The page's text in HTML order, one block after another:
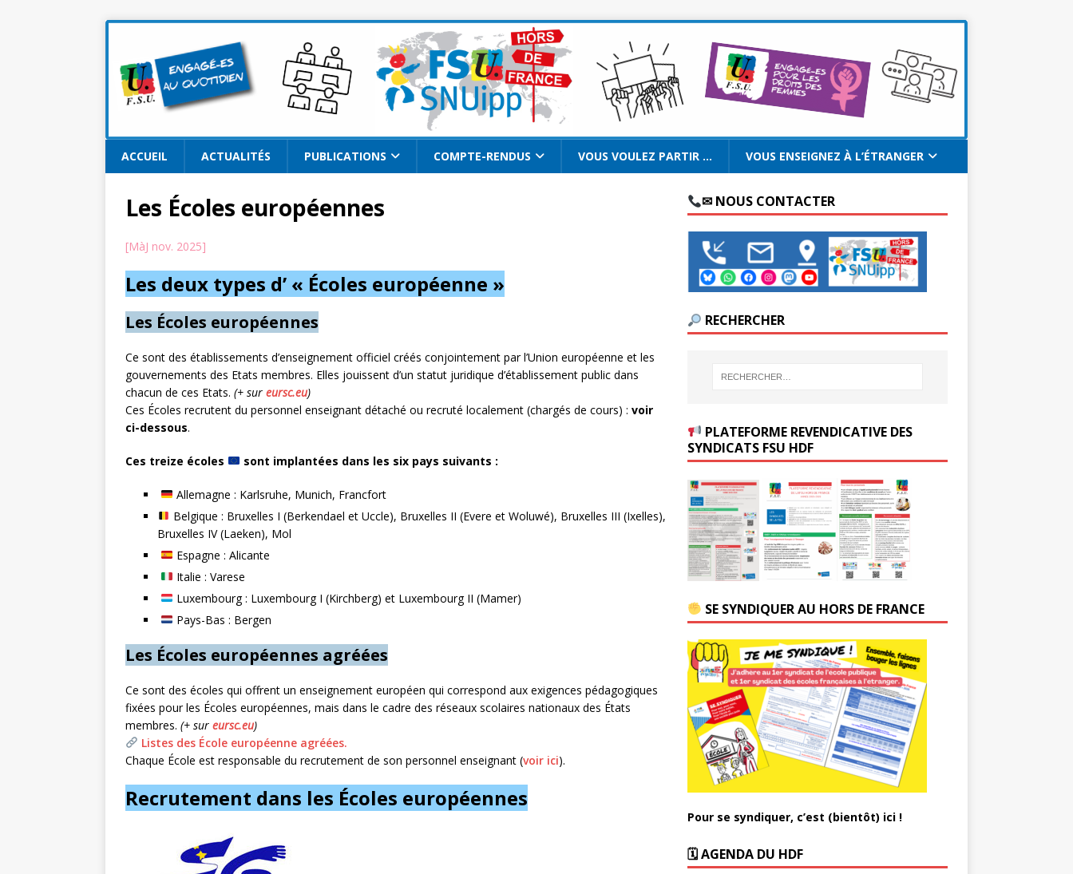
ACCUEIL ACTUALITÉS PUBLICATIONS COMPTE-RENDUS VOUS VOULEZ PARTIR … VOUS ENSEIGNEZ À L’ÉTRANGER
Les Écoles européennes
[MàJ nov. 2025]
Les deux types d’ « Écoles européenne »
Les Écoles européennes
Ce sont des établissements d’enseignement officiel créés conjointement par l’Union européenne et les
gouvernements des Etats membres. Elles jouissent d’un statut juridique d’établissement public dans
chacun de ces Etats. (+ sur eursc.eu)
Ces Écoles recrutent du personnel ​enseignant détaché ou recruté localement (chargés de cours) : voir
ci-dessous.
Ces treize écoles sont implantées dans les six pays suivants :
Allemagne : Karlsruhe, Munich, Francfort
Belgique : Bruxelles I (Berkendael et Uccle), Bruxelles II (Evere et Woluwé), Bruxelles III (Ixelles),
Bruxelles IV (Laeken), Mol
Espagne : Alicante
Italie : Varese
Luxembourg : Luxembourg I (Kirchberg) et Luxembourg II (Mamer)
Pays-Bas : Bergen
Les Écoles européennes agréées
Ce sont des écoles qui offrent un enseignement européen qui correspond aux exigences pédagogiques
fixées pour les Écoles européennes, mais dans le cadre des réseaux scolaires nationaux des États
membres. (+ sur eursc.eu)
Listes des École européenne agréées.
Chaque École est responsable du recrutement de son personnel enseignant (voir ici).
Recrutement dans les Écoles européennes
✉ NOUS CONTACTER
RECHERCHER
PLATEFORME REVENDICATIVE DES
SYNDICATS FSU HDF
SE SYNDIQUER AU HORS DE FRANCE
Pour se syndiquer, c’est (bientôt) ici !
🗓 AGENDA DU HDF